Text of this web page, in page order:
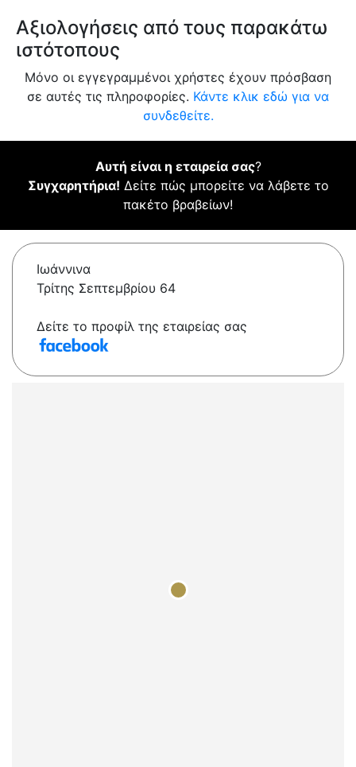
Αξιολογήσεις από τους παρακάτω
ιστότοπους
Μόνο οι εγγεγραμμένοι χρήστες έχουν πρόσβαση
σε αυτές τις πληροφορίες. Κάντε κλικ εδώ για να
συνδεθείτε.
Αυτή είναι η εταιρεία σας?
Συγχαρητήρια! Δείτε πώς μπορείτε να λάβετε το
πακέτο βραβείων!
Ιωάννινα
Τρίτης Σεπτεμβρίου 64
Δείτε το προφίλ της εταιρείας σας